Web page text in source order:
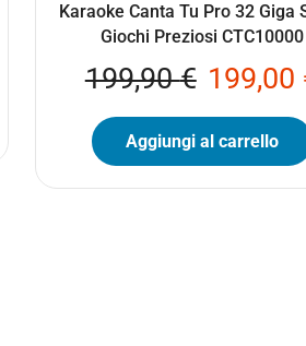
Karaoke Canta Tu Pro 32 Giga
Giochi Preziosi CTC10000
199,90€ 199,00
Aggiungi al carrello